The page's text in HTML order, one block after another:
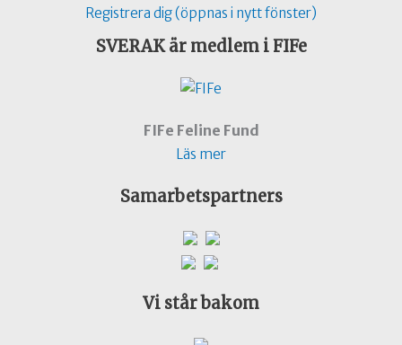
Registrera dig (öppnas i nytt fönster)
SVERAK är medlem i FIFe
FIFe Feline Fund
Läs mer
Samarbetspartners
Vi står bakom